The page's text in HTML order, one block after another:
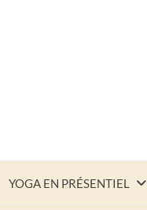
YOGA EN PRÉSENTIEL